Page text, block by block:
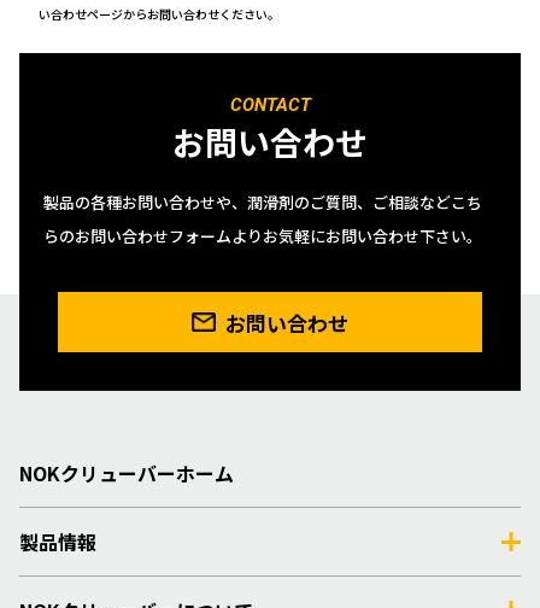
い合わせページからお問い合わせください。
CONTACT
お問い合わせ
製品の各種お問い合わせや、潤滑剤のご質問、ご相談などこち
らのお問い合わせフォームよりお気軽にお問い合わせ下さい。
お問い合わせ
NOKクリューバーホーム
製品情報